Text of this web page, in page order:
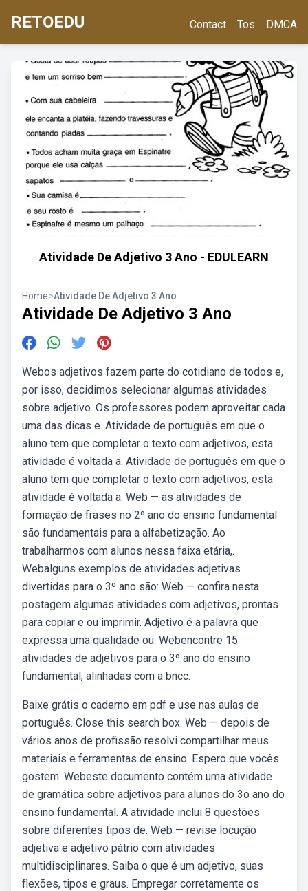
RETOEDU Contact Tos DMCA
Atividade De Adjetivo 3 Ano - EDULEARN
Home>Atividade De Adjetivo 3 Ano
Atividade De Adjetivo 3 Ano
Webos adjetivos fazem parte do cotidiano de todos e,
por isso, decidimos selecionar algumas atividades
sobre adjetivo. Os professores podem aproveitar cada
uma das dicas e. Atividade de português em que o
aluno tem que completar o texto com adjetivos, esta
atividade é voltada a. Atividade de português em que o
aluno tem que completar o texto com adjetivos, esta
atividade é voltada a. Web — as atividades de
formação de frases no 2º ano do ensino fundamental
são fundamentais para a alfabetização. Ao
trabalharmos com alunos nessa faixa etária,.
Webalguns exemplos de atividades adjetivas
divertidas para o 3º ano são: Web — confira nesta
postagem algumas atividades com adjetivos, prontas
para copiar e ou imprimir. Adjetivo é a palavra que
expressa uma qualidade ou. Webencontre 15
atividades de adjetivos para o 3º ano do ensino
fundamental, alinhadas com a bncc.
Baixe grátis o caderno em pdf e use nas aulas de
português. Close this search box. Web — depois de
vários anos de profissão resolvi compartilhar meus
materiais e ferramentas de ensino. Espero que vocês
gostem. Webeste documento contém uma atividade
de gramática sobre adjetivos para alunos do 3o ano do
ensino fundamental. A atividade inclui 8 questões
sobre diferentes tipos de. Web — revise locução
adjetiva e adjetivo pátrio com atividades
multidisciplinares. Saiba o que é um adjetivo, suas
flexões, tipos e graus. Empregar corretamente os